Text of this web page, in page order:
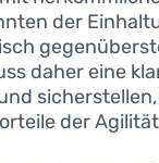
der
daher eine
der